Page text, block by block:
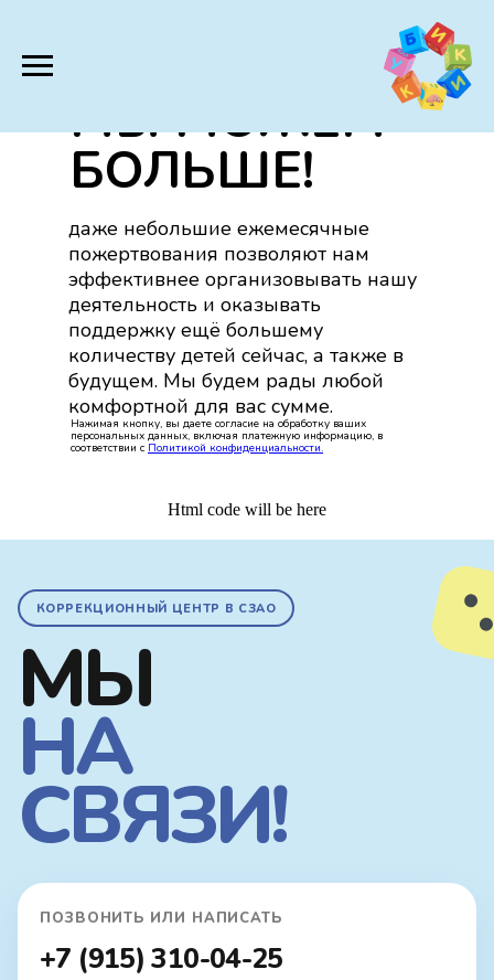
Нажимая кнопку, вы даете согласие на обработку ваших
персональных данных, включая платежную информацию, в
соответствии с Политикой конфиденциальности.
МЫ МОЖЕМ
БОЛЬШЕ!
даже небольшие ежемесячные
пожертвования позволяют нам
эффективнее организовывать нашу
деятельность и оказывать
поддержку ещё большему
количеству детей сейчас, а также в
будущем. Мы будем рады любой
комфортной для вас сумме.
Html code will be here
КОРРЕКЦИОННЫЙ ЦЕНТР В СЗАО
МЫ
НА
СВЯЗИ!
ПОЗВОНИТЬ ИЛИ НАПИСАТЬ
+7 (915) 310-04-25